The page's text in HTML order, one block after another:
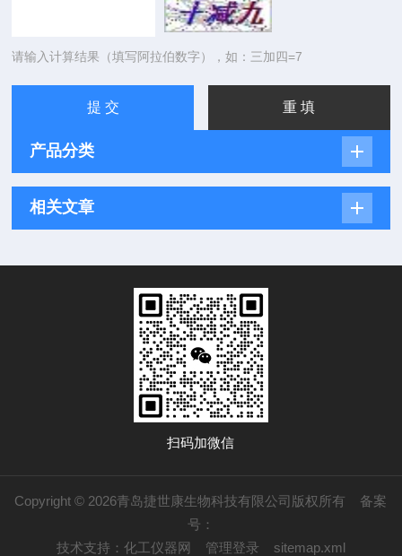
请输入计算结果（填写阿拉伯数字），如：三加四=7
产品分类
相关文章
扫码加微信
Copyright © 2026青岛捷世康生物科技有限公司版权所有 备案
号：
技术支持： 化工仪器网 管理登录 sitemap.xml